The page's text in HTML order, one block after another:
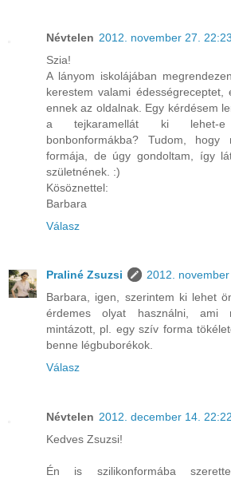
Névtelen 2012. november 27. 22:23
Szia!
A lányom iskolájában
kerestem valami édességreceptet,
ennek az oldalnak. Egy kérdésem
a tejkaramellát ki lehet-e
bonbonformákba? Tudom,
formája, de úgy gondoltam, így
születnének. :)
Kösöznettel:
Barbara
Válasz
Praliné Zsuzsi
2012.
Barbara, igen, szerintem ki lehet
érdemes olyat használni, ami
mintázott, pl. egy szív forma
benne légbuborékok.
Válasz
Névtelen 2012. december 14. 22:22
Kedves Zsuzsi!
Én is szilikonformába